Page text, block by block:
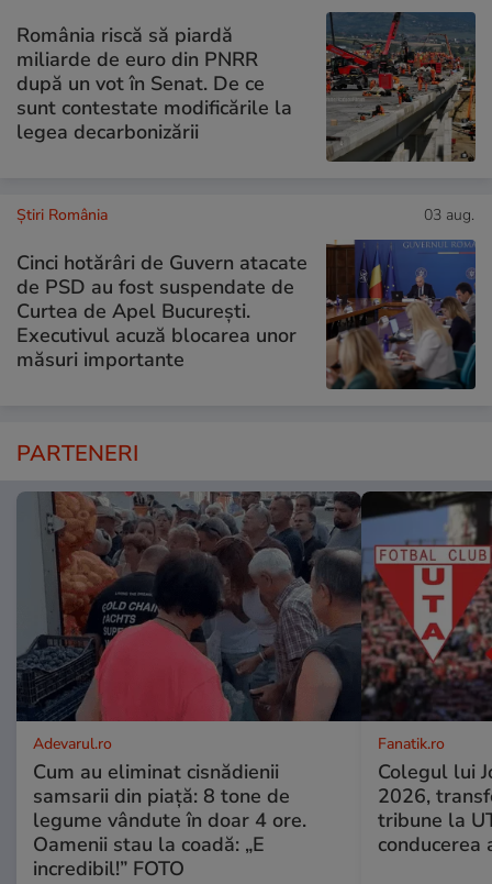
România riscă să piardă
miliarde de euro din PNRR
după un vot în Senat. De ce
sunt contestate modificările la
legea decarbonizării
Știri România 03 aug.
Cinci hotărâri de Guvern atacate
de PSD au fost suspendate de
Curtea de Apel București.
Executivul acuză blocarea unor
măsuri importante
PARTENERI
Adevarul.ro
Cum au eliminat cisnădienii
samsarii din piață: 8 tone de
legume vândute în doar 4 ore.
Oamenii stau la coadă: „E
incredibil!” FOTO
Fanatik.ro
Colegul lui
2026,
tribune la
conducerea